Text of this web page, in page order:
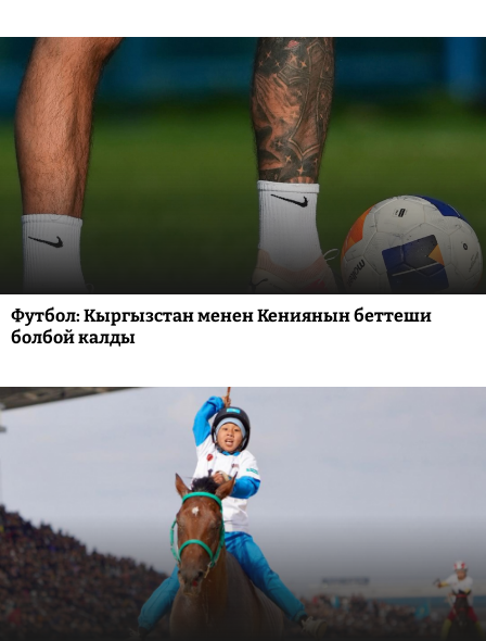
Футбол: Кыргызстан менен Кениянын беттеши
болбой калды